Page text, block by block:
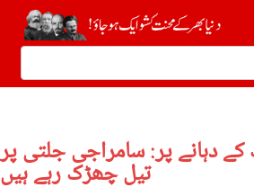
دہانے پر: سامراجی جلتی پر
تیل چھڑک رہے ہیں